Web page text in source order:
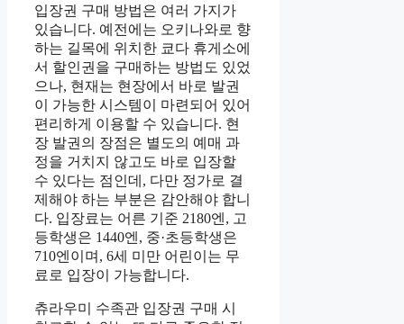
입장권 구매 방법은 여러 가지가
있습니다. 예전에는 오키나와로 향
하는 길목에 위치한 쿄다 휴게소에
서 할인권을 구매하는 방법도 있었
으나, 현재는 현장에서 바로 발권
이 가능한 시스템이 마련되어 있어
편리하게 이용할 수 있습니다. 현
장 발권의 장점은 별도의 예매 과
정을 거치지 않고도 바로 입장할
수 있다는 점인데, 다만 정가로 결
제해야 하는 부분은 감안해야 합니
다. 입장료는 어른 기준 2180엔, 고
등학생은 1440엔, 중·초등학생은
710엔이며, 6세 미만 어린이는 무
료로 입장이 가능합니다.
츄라우미 수족관 입장권 구매 시